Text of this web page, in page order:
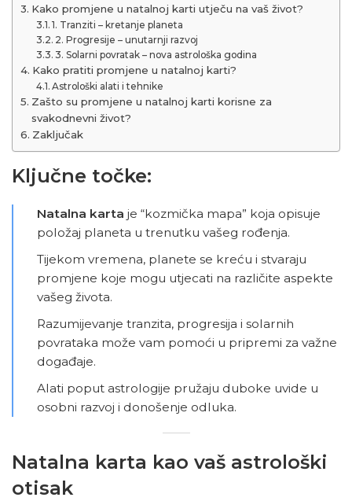
Kako promjene u natalnoj karti utječu na vaš život?
1. Tranziti – kretanje planeta
2. Progresije – unutarnji razvoj
3. Solarni povratak – nova astrološka godina
Kako pratiti promjene u natalnoj karti?
Astrološki alati i tehnike
Zašto su promjene u natalnoj karti korisne za
svakodnevni život?
Zaključak
Ključne točke:
Natalna karta je “kozmička mapa” koja opisuje
položaj planeta u trenutku vašeg rođenja.
Tijekom vremena, planete se kreću i stvaraju
promjene koje mogu utjecati na različite aspekte
vašeg života.
Razumijevanje tranzita, progresija i solarnih
povrataka može vam pomoći u pripremi za važne
događaje.
Alati poput astrologije pružaju duboke uvide u
osobni razvoj i donošenje odluka.
Natalna karta kao vaš astrološki
otisak